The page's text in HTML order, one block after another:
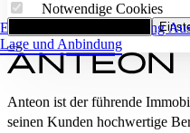
Eckdaten Flächenaufstellung
Lage und Anbindung
Notwendige Cookies
Anteon ist der führende
seinen Kunden hochwertige